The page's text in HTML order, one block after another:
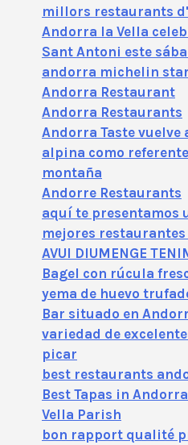
millors restaurants
Andorra la Vella
Sant Antoni este
andorra michelin
Andorra Restaurant
Andorra Restaurants
Andorra Taste
alpina como
montaña
Andorre Restaurants
aquí te presentamos
mejores
AVUI DIUMENGE
Bagel con rúcula
yema de huevo
Bar situado en
variedad de
picar
best restaurants
Best Tapas in
Vella Parish
bon rapport qualité